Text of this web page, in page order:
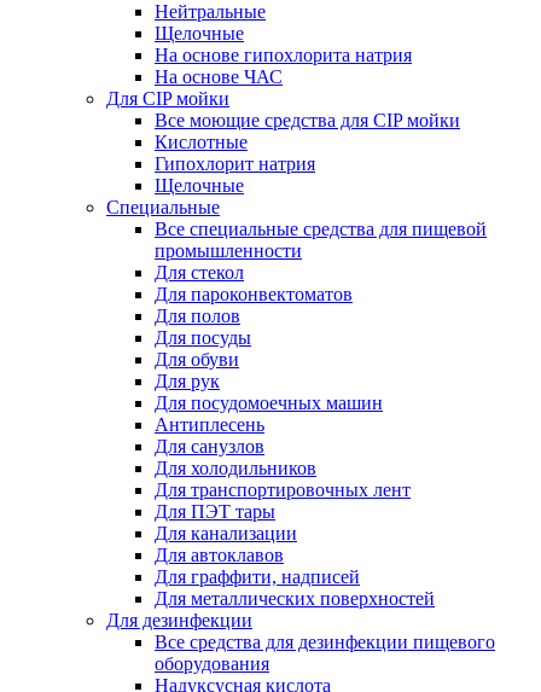
Нейтральные
Щелочные
На основе гипохлорита натрия
На основе ЧАС
Для CIP мойки
Все моющие средства для CIP мойки
Кислотные
Гипохлорит натрия
Щелочные
Специальные
Все специальные средства для пищевой
промышленности
Для стекол
Для пароконвектоматов
Для полов
Для посуды
Для обуви
Для рук
Для посудомоечных машин
Антиплесень
Для санузлов
Для холодильников
Для транспортировочных лент
Для ПЭТ тары
Для канализации
Для автоклавов
Для граффити, надписей
Для металлических поверхностей
Для дезинфекции
Все средства для дезинфекции пищевого
оборудования
Надуксусная кислота